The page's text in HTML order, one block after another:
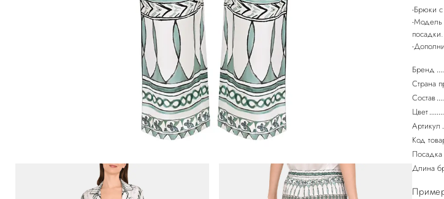
-Брюки с
-Модель
посадки.
Бренд
Страна
Состав
Цвет
Артикул
Код
Посадка
Длина